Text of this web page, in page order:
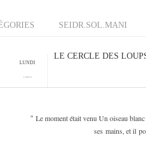
SEIDR.SOL.MANI
LUNDI
LE CERCLE DES
" Le moment était venu Un oiseau
ses mains, et il